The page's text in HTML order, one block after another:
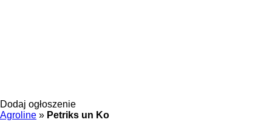
Dodaj ogłoszenie
Agroline » Petriks un Ko